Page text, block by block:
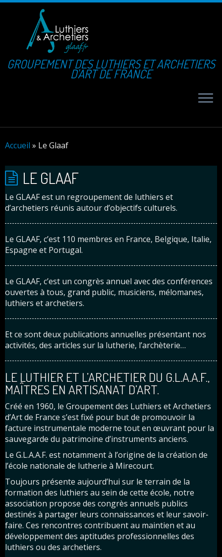
GROUPEMENT DES LUTHIERS ET ARCHETIERS
D'ART DE FRANCE
Accueil » Le Glaaf
LE GLAAF
Le GLAAF est un regroupement de luthiers et
d’archetiers réunis autour d’objectifs culturels.
Le GLAAF, c’est 110 membres en France, Belgique, Italie,
Espagne et Portugal.
Le GLAAF, c’est un congrès annuel avec des conférences
ouvertes à tous, grand public, musiciens, mélomanes,
luthiers et archetiers.
Et ce sont deux publications annuelles présentant nos
activités, des articles sur la lutherie, l’archèterie…
LE LUTHIER ET L’ARCHETIER DU G.L.A.A.F.,
MAÎTRES EN ARTISANAT D’ART.
Créé en 1960, le Groupement des Luthiers et Archetiers
d’Art de France s’est fixé pour but de promouvoir la
facture instrumentale moderne tout en œuvrant pour la
sauvegarde du patrimoine d’instruments anciens.
Le G.L.A.A.F. est notamment à l’origine de la création de
l’école nationale de lutherie à Mirecourt.
Toujours présente aujourd’hui sur le terrain de la
formation des luthiers au sein de cette école, notre
association propose des congrès annuels publics
destinés à partager leurs connaissances et leur savoir-
faire. Ces rencontres contribuent au maintien et au
développement des aptitudes professionnelles des
luthiers ou des archetiers.